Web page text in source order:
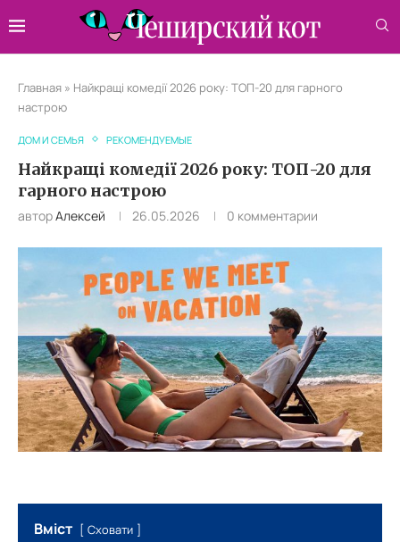
Главная » Найкращі комедії 2026 року: ТОП-20 для гарного
настрою
ДОМ И СЕМЬЯ РЕКОМЕНДУЕМЫЕ
Найкращі комедії 2026 року: ТОП-20 для
гарного настрою
авторАлексей 26.05.2026 0 комментарии
Вміст Сховати